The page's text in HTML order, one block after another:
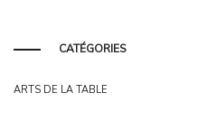
CATÉGORIES
ARTS DE LA TABLE